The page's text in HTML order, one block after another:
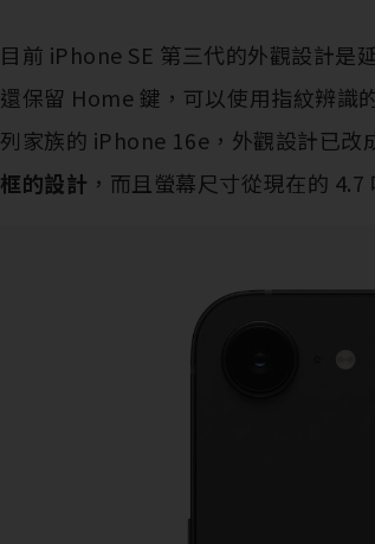
目前 iPhone SE 第三代的外觀設計是
還保留 Home 鍵，可以使用指紋辨識
列家族的 iPhone 16e，外觀設計已
框的設計 ，而且螢幕尺寸從現在的 4.7